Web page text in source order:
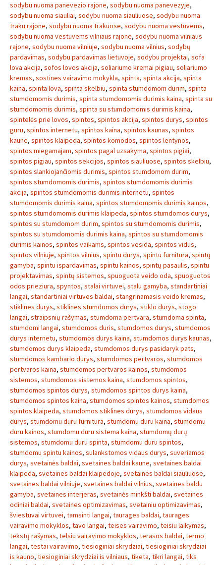
sodybu nuoma panevezio rajone, sodybu nuoma panevezyje,
sodybu nuoma siauliai, sodybu nuoma siauliuose, sodybu nuoma
traku rajone, sodybu nuoma trakuose, sodybu nuoma vestuvems,
sodybu nuoma vestuvems vilniaus rajone, sodybu nuoma vilniaus
rajone, sodybu nuoma vilniuje, sodybu nuoma vilnius, sodybų
pardavimas, sodybu pardavimas lietuvoje, sodybu projektai, sofa
lova akcija, sofos lovos akcija, soliariumo kremai pigiau, soliariumo
kremas, sostines vairavimo mokykla, spinta, spinta akcija, spinta
kaina, spinta lova, spinta skelbiu, spinta stumdomom durim, spinta
stumdomomis durimis, spinta stumdomomis durimis kaina, spinta su
stumdomomis durimis, spinta su stumdomomis durimis kaina,
spintelės prie lovos, spintos, spintos akcija, spintos durys, spintos
guru, spintos internetu, spintos kaina, spintos kaunas, spintos
kaune, spintos klaipeda, spintos komodos, spintos lentynos,
spintos miegamajam, spintos pagal uzsakyma, spintos pigiai,
spintos pigiau, spintos sekcijos, spintos siauliuose, spintos skelbiu,
spintos slankiojančiomis durimis, spintos stumdomom durim,
spintos stumdomomis durimis, spintos stumdomomis durimis
akcija, spintos stumdomomis durimis internetu, spintos
stumdomomis durimis kaina, spintos stumdomomis durimis kainos,
spintos stumdomomis durimis klaipeda, spintos stumdomos durys,
spintos su stumdomom durim, spintos su stumdomomis durimis,
spintos su stumdomomis durimis kaina, spintos su stumdomomis
durimis kainos, spintos vaikams, spintos vesida, spintos vidus,
spintos vilniuje, spintos vilnius, spintu durys, spintu furnitura, spintų
gamyba, spintu ispardavimas, spintu kainos, spintų pasaulis, spintu
projektavimas, spintų sistemos, spuoguota veido oda, spuoguotos
odos prieziura, spyntos, stalai virtuvei, stalu gamyba, standartiniai
langai, standartiniai virtuves baldai, stangrinamasis veido kremas,
stiklines durys, stiklines stumdomos durys, stiklo durys, stogo
langai, straipsnių rašymas, stumdoma pertvara, stumdoma spinta,
stumdomi langai, stumdomos duris, stumdomos durys, stumdomos
durys internetu, stumdomos durys kaina, stumdomos durys kaunas,
stumdomos durys klaipeda, stumdomos durys pasidaryk pats,
stumdomos kambario durys, stumdomos pertvaros, stumdomos
pertvaros kaina, stumdomos pertvaros kainos, stumdomos
sistemos, stumdomos sistemos kaina, stumdomos spintos,
stumdomos spintos durys, stumdomos spintos durys kaina,
stumdomos spintos kaina, stumdomos spintos kainos, stumdomos
spintos klaipeda, stumdomos stiklines durys, stumdomos vidaus
durys, stumdomu duru furnitura, stumdomu duru kaina, stumdomu
duru kainos, stumdomu duru sistema kaina, stumdomų durų
sistemos, stumdomu duru spinta, stumdomu duru spintos,
stumdomu spintu kainos, sulankstomos vidaus durys, suveriamos
durys, svetainės baldai, svetaines baldai kaune, svetaines baldai
klaipeda, svetaines baldai klaipedoje, svetaines baldai siauliuose,
svetaines baldai vilniuje, svetaines baldai vilnius, svetaines baldu
gamyba, svetaines interjeras, svetainės minkšti baldai, svetaines
odiniai baldai, svetaines optimizavimas, svetainiu optimizavimas,
šviestuvai virtuvei, tamsinti langai, taurages baldai, taurages
vairavimo mokyklos, tavo langai, teises vairavimo, teisiu laikymas,
tekstų rašymas, telsiu vairavimo mokyklos, terasos baldai, termo
langai, testai vairavimo, tiesioginiai skrydziai, tiesioginiai skrydziai
is kauno, tiesioginiai skrydziai is vilniaus, tiketa, tikri langai, tiks